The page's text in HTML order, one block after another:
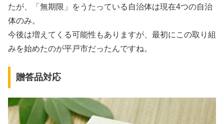
たが、「無期限」をうたっている自治体は現在4つの自治
体のみ。
今後は増えてくる可能性もありますが、最初にこの取り組
みを始めたのが平戸市だったんですね。
贈答品対応